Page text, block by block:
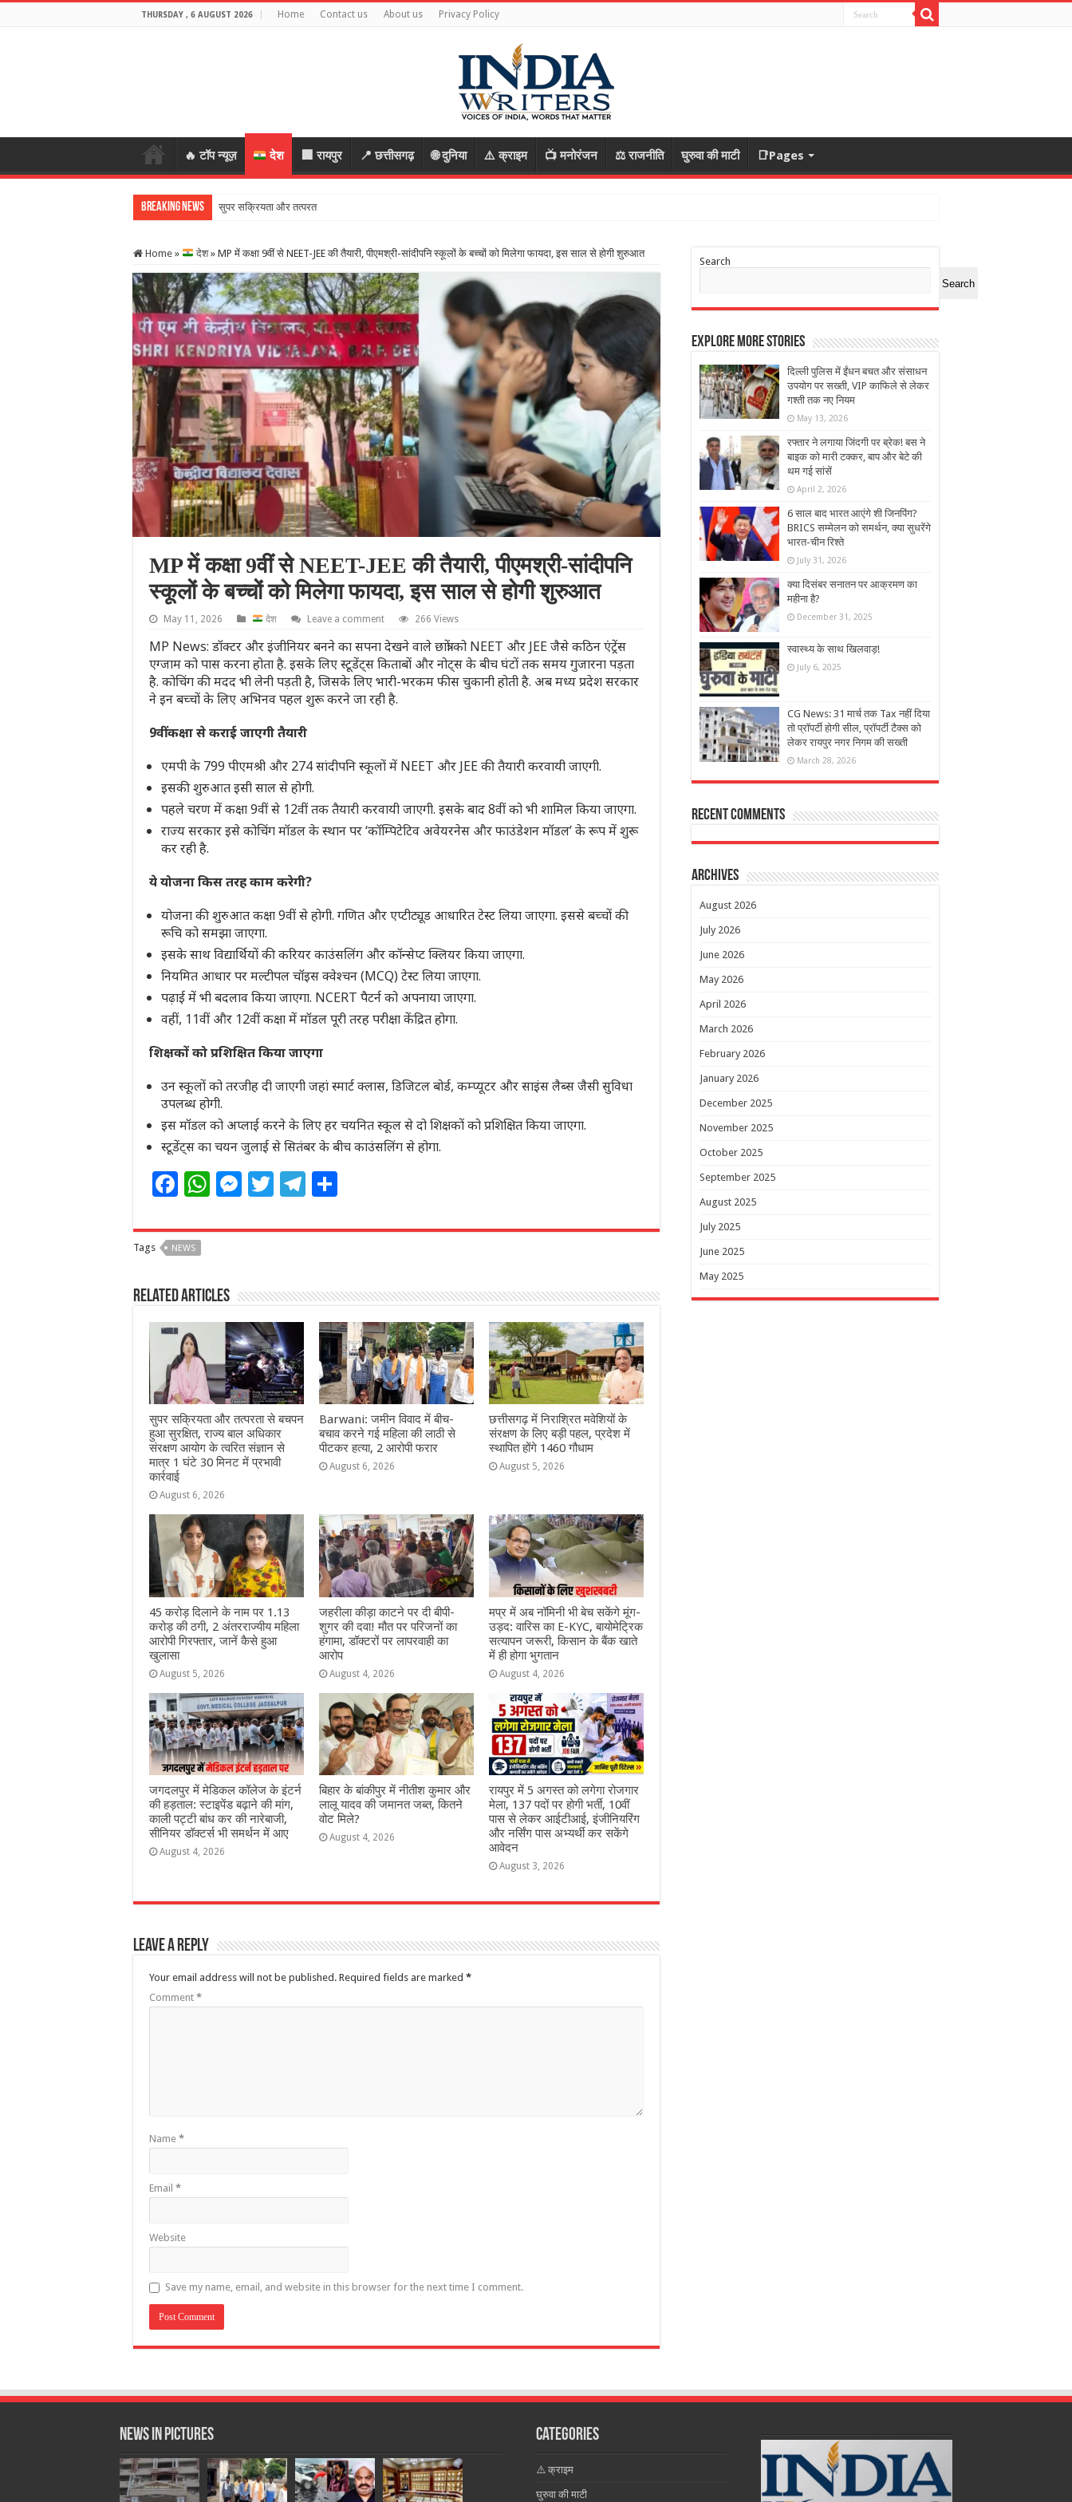
THURSDAY , 6 AUGUST 2026 Home Contact us About us Privacy Policy
🔥 टॉप न्यूज़ देश 🏢 रायपुर 📍 छत्तीसगढ़ 🌐 दुनिया ⚠️ क्राइम 📺 मनोरंजन ⚖️ राजनीति घुरुवा की माटी 📑Pages
Breaking News सुपर सक्रियता और तत्परता से बचपन हुआ सुरक्षित, र
Home » देश » MP में कक्षा 9वीं से NEET-JEE की तैयारी, पीएमश्री-सांदीपनि स्कूलों के बच्चों को मिलेगा फायदा, इस साल से होगी शुरुआत
MP में कक्षा 9वीं से NEET-JEE की तैयारी, पीएमश्री-सांदीपनि
स्कूलों के बच्चों को मिलेगा फायदा, इस साल से होगी शुरुआत
May 11, 2026 देश Leave a comment 266 Views
MP News: डॉक्टर और इंजीनियर बनने का सपना देखने वाले छात्रों को NEET और JEE जैसे कठिन एंट्रेंस
एग्जाम को पास करना होता है. इसके लिए स्टूडेंट्स किताबों और नोट्स के बीच घंटों तक समय गुजारना पड़ता
है. कोचिंग की मदद भी लेनी पड़ती है, जिसके लिए भारी-भरकम फीस चुकानी होती है. अब मध्य प्रदेश सरकार
ने इन बच्चों के लिए अभिनव पहल शुरू करने जा रही है.
9वीं कक्षा से कराई जाएगी तैयारी
एमपी के 799 पीएमश्री और 274 सांदीपनि स्कूलों में NEET और JEE की तैयारी करवायी जाएगी.
इसकी शुरुआत इसी साल से होगी.
पहले चरण में कक्षा 9वीं से 12वीं तक तैयारी करवायी जाएगी. इसके बाद 8वीं को भी शामिल किया जाएगा.
राज्य सरकार इसे कोचिंग मॉडल के स्थान पर ‘कॉम्पिटेटिव अवेयरनेस और फाउंडेशन मॉडल’ के रूप में शुरू
कर रही है.
ये योजना किस तरह काम करेगी?
योजना की शुरुआत कक्षा 9वीं से होगी. गणित और एप्टीट्यूड आधारित टेस्ट लिया जाएगा. इससे बच्चों की
रूचि को समझा जाएगा.
इसके साथ विद्यार्थियों की करियर काउंसलिंग और कॉन्सेप्ट क्लियर किया जाएगा.
नियमित आधार पर मल्टीपल चॉइस क्वेश्चन (MCQ) टेस्ट लिया जाएगा.
पढ़ाई में भी बदलाव किया जाएगा. NCERT पैटर्न को अपनाया जाएगा.
वहीं, 11वीं और 12वीं कक्षा में मॉडल पूरी तरह परीक्षा केंद्रित होगा.
शिक्षकों को प्रशिक्षित किया जाएगा
उन स्कूलों को तरजीह दी जाएगी जहां स्मार्ट क्लास, डिजिटल बोर्ड, कम्प्यूटर और साइंस लैब्स जैसी सुविधा
उपलब्ध होगी.
इस मॉडल को अप्लाई करने के लिए हर चयनित स्कूल से दो शिक्षकों को प्रशिक्षित किया जाएगा.
स्टूडेंट्स का चयन जुलाई से सितंबर के बीच काउंसलिंग से होगा.
F
c
e
b
o
o
k
W
at
A
p
p
M
ss
n
g
e
r
T
itt
r
T
e
ra
m
ar
Tags NEWS
Related Articles
सुपर सक्रियता और तत्परता से बचपन
हुआ सुरक्षित, राज्य बाल अधिकार
संरक्षण आयोग के त्वरित संज्ञान से
मात्र 1 घंटे 30 मिनट में प्रभावी
कार्रवाई
August 6, 2026
Barwani: जमीन विवाद में बीच-
बचाव करने गई महिला की लाठी से
पीटकर हत्या, 2 आरोपी फरार
August 6, 2026
छत्तीसगढ़ में निराश्रित मवेशियों के
संरक्षण के लिए बड़ी पहल, प्रदेश में
स्थापित होंगे 1460 गौधाम
August 5, 2026
45 करोड़ दिलाने के नाम पर 1.13
करोड़ की ठगी, 2 अंतरराज्यीय महिला
आरोपी गिरफ्तार, जानें कैसे हुआ
खुलासा
August 5, 2026
जहरीला कीड़ा काटने पर दी बीपी-
शुगर की दवा! मौत पर परिजनों का
हंगामा, डॉक्टरों पर लापरवाही का
आरोप
August 4, 2026
मप्र में अब नॉमिनी भी बेच सकेंगे मूंग-
उड़द: वारिस का E-KYC, बायोमेट्रिक
सत्यापन जरूरी, किसान के बैंक खाते
में ही होगा भुगतान
August 4, 2026
जगदलपुर में मेडिकल कॉलेज के इंटर्न
की हड़ताल: स्टाइपेंड बढ़ाने की मांग,
काली पट्टी बांध कर की नारेबाजी,
सीनियर डॉक्टर्स भी समर्थन में आए
August 4, 2026
ब‍िहार के बांकीपुर में न‍ीतीश कुमार और
लालू यादव की जमानत जब्‍त, कितने
वोट मिले?
August 4, 2026
रायपुर में 5 अगस्त को लगेगा रोजगार
मेला, 137 पदों पर होगी भर्ती, 10वीं
पास से लेकर आईटीआई, इंजीनियरिंग
और नर्सिंग पास अभ्यर्थी कर सकेंगे
आवेदन
August 3, 2026
Leave a Reply
Your email address will not be published. Required fields are marked *
Comment *
Name *
Email *
Website
Save my name, email, and website in this browser for the next time I comment.
Search
Search
Explore More Stories
दिल्ली पुलिस में ईंधन बचत और संसाधन
उपयोग पर सख्ती, VIP काफिले से लेकर
गश्ती तक नए नियम
May 13, 2026
रफ्तार ने लगाया जिंदगी पर ब्रेक! बस ने
बाइक को मारी टक्कर, बाप और बेटे की
थम गई सांसें
April 2, 2026
6 साल बाद भारत आएंगे शी जिनपिंग?
BRICS सम्मेलन को समर्थन, क्‍या सुधरेंगे
भारत-चीन र‍िश्‍ते
July 31, 2026
क्या दिसंबर सनातन पर आक्रमण का
महीना है?
December 31, 2025
स्वास्थ्य के साथ खिलवाड़!
July 6, 2025
CG News: 31 मार्च तक Tax नहीं दिया
तो प्रॉपर्टी होगी सील, प्रॉपर्टी टैक्स को
लेकर रायपुर नगर निगम की सख्ती
March 28, 2026
Recent Comments
Archives
August 2026
July 2026
June 2026
May 2026
April 2026
March 2026
February 2026
January 2026
December 2025
November 2025
October 2025
September 2025
August 2025
July 2025
June 2025
May 2025
News in Pictures Categories
⚠️ क्राइम
घुरुवा की माटी